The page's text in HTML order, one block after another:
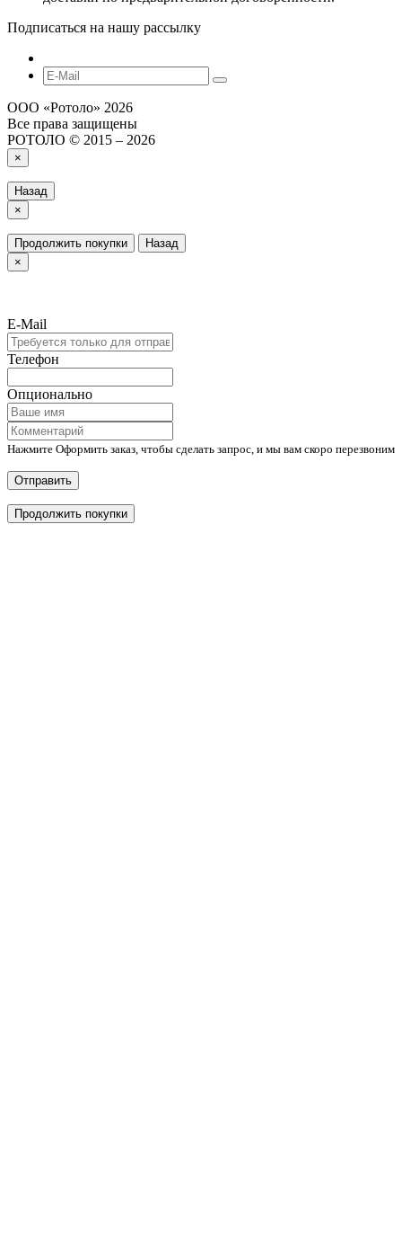
Подписаться на нашу рассылку
ООО «‎Ротоло» 2026
Все права защищены
РОТОЛО © 2015 – 2026
×
Назад
×
Продолжить покупки
Назад
×
E-Mail
Телефон
Опционально
Нажмите Оформить заказ, чтобы сделать запрос, и мы вам скоро перезвоним
Отправить
Продолжить покупки